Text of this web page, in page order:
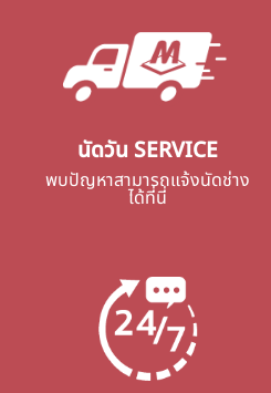
นัดวัน SERVICE
พบปัญหาสามารถแจ้งนัดช่าง
ได้ที่นี่